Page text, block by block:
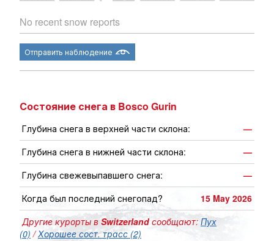
No recent snow reports
Отправить наблюдение
Состояние снега в Bosco Gurin
Глубина снега в верхней части склона:
—
Глубина снега в нижней части склона:
—
Глубина свежевыпавшего снега:
—
Когда был последний снегопад?
15 May 2026
Другие курорты вSwitzerlandсообщают: Пух
(0) /Хорошее сост. трасс (2)